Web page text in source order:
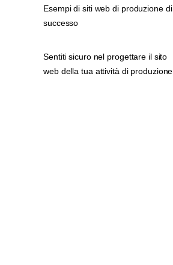
Esempi di siti web di produzione di
successo
Sentiti sicuro nel progettare il sito
web della tua attività di produzione